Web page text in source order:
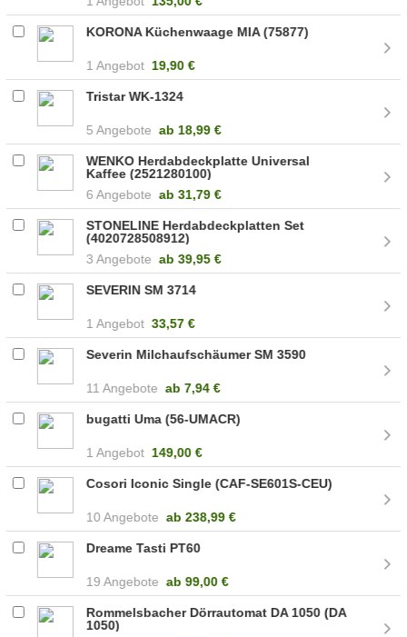
KORONA Küchenwaage MIA (75877)
1 Angebot 19,90 €
Tristar WK-1324
5 Angebote ab 18,99 €
WENKO Herdabdeckplatte Universal
Kaffee (2521280100)
6 Angebote ab 31,79 €
STONELINE Herdabdeckplatten Set
(4020728508912)
3 Angebote ab 39,95 €
SEVERIN SM 3714
1 Angebot 33,57 €
Severin Milchaufschäumer SM 3590
11 Angebote ab 7,94 €
bugatti Uma (56-UMACR)
1 Angebot 149,00 €
Cosori Iconic Single (CAF-SE601S-CEU)
10 Angebote ab 238,99 €
Dreame Tasti PT60
19 Angebote ab 99,00 €
Rommelsbacher Dörrautomat DA 1050 (DA
1050)